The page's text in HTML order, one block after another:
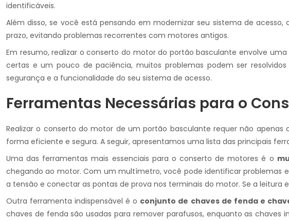
identificáveis.
Além disso, se você está pensando em modernizar seu sistema de acesso,
prazo, evitando problemas recorrentes com motores antigos.
Em resumo, realizar o conserto do motor do portão basculante envolve
certas e um pouco de paciência, muitos problemas podem ser
segurança e a funcionalidade do seu sistema de acesso.
Ferramentas Necessárias para o
Realizar o conserto do motor de um portão basculante requer não
forma eficiente e segura. A seguir, apresentamos uma lista das principais
Uma das ferramentas mais essenciais para o conserto de motores é o
chegando ao motor. Com um multímetro, você pode identificar problemas
a tensão e conectar as pontas de prova nos terminais do motor. Se a
Outra ferramenta indispensável é o conjunto de chaves de fenda e
chaves de fenda são usadas para remover parafusos, enquanto as